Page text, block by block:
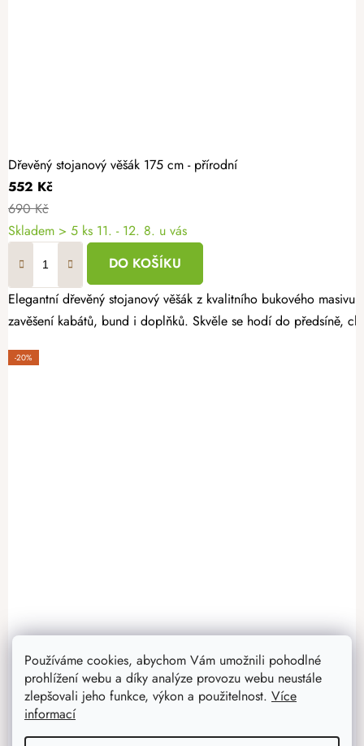
Používáme cookies, abychom Vám umožnili pohodlné
prohlížení webu a díky analýze provozu webu neustále
zlepšovali jeho funkce, výkon a použitelnost. Více
informací
Dřevěný stojanový věšák 175 cm - přírodní
552 Kč
690 Kč
Skladem > 5 ks 11. - 12. 8. u vás
DO KOŠÍKU
Elegantní dřevěný stojanový věšák z kvalitního bukového
zavěšení kabátů, bund i doplňků. Skvěle se hodí do předsíně,
-20%